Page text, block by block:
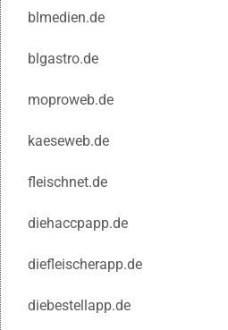
blmedien.de
blgastro.de
moproweb.de
kaeseweb.de
fleischnet.de
diehaccpapp.de
diefleischerapp.de
diebestellapp.de